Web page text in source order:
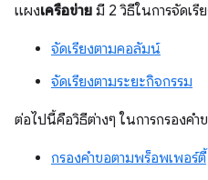
แผงเครือข่าย มี 2 วิธีในการจัดเรี
จัดเรียงตามคอลัมน์
จัดเรียงตามระยะกิจกรรม
ต่อไปนี้คือวิธีต่างๆ ในการกรองคำ
กรองคำขอตามพร็อพเพอร์ตี้